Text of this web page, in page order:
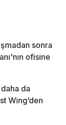
sonra
ofisine
da
Wing’den